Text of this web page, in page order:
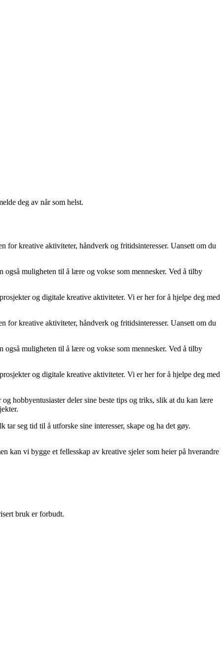
deg av når som helst.
kreative aktiviteter, håndverk og fritidsinteresser. Uansett om du
muligheten til å lære og vokse som mennesker. Ved å tilby
og digitale kreative aktiviteter. Vi er her for å hjelpe deg med
kreative aktiviteter, håndverk og fritidsinteresser. Uansett om du
muligheten til å lære og vokse som mennesker. Ved å tilby
og digitale kreative aktiviteter. Vi er her for å hjelpe deg med
hobbyentusiaster deler sine beste tips og triks, slik at du kan lære
seg tid til å utforske sine interesser, skape og ha det gøy.
kan vi bygge et fellesskap av kreative sjeler som heier på hverandre
bruk er forbudt.